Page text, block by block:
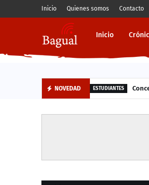
Inicio Quienes somos Contacto
Inicio
NOVEDAD ESTUDIANTES